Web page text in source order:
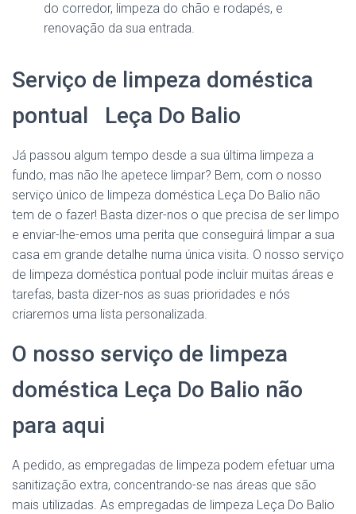
do corredor, limpeza do chão e rodapés, e
renovação da sua entrada.
Serviço de limpeza doméstica
pontual Leça Do Balio
Já passou algum tempo desde a sua última limpeza a
fundo, mas não lhe apetece limpar? Bem, com o nosso
serviço único de limpeza doméstica Leça Do Balio não
tem de o fazer! Basta dizer-nos o que precisa de ser limpo
e enviar-lhe-emos uma perita que conseguirá limpar a sua
casa em grande detalhe numa única visita. O nosso serviço
de limpeza doméstica pontual pode incluir muitas áreas e
tarefas, basta dizer-nos as suas prioridades e nós
criaremos uma lista personalizada.
O nosso serviço de limpeza
doméstica Leça Do Balio não
para aqui
A pedido, as empregadas de limpeza podem efetuar uma
sanitização extra, concentrando-se nas áreas que são
mais utilizadas. As empregadas de limpeza Leça Do Balio